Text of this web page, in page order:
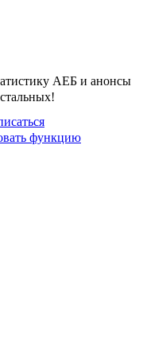
АЕБ и анонсы